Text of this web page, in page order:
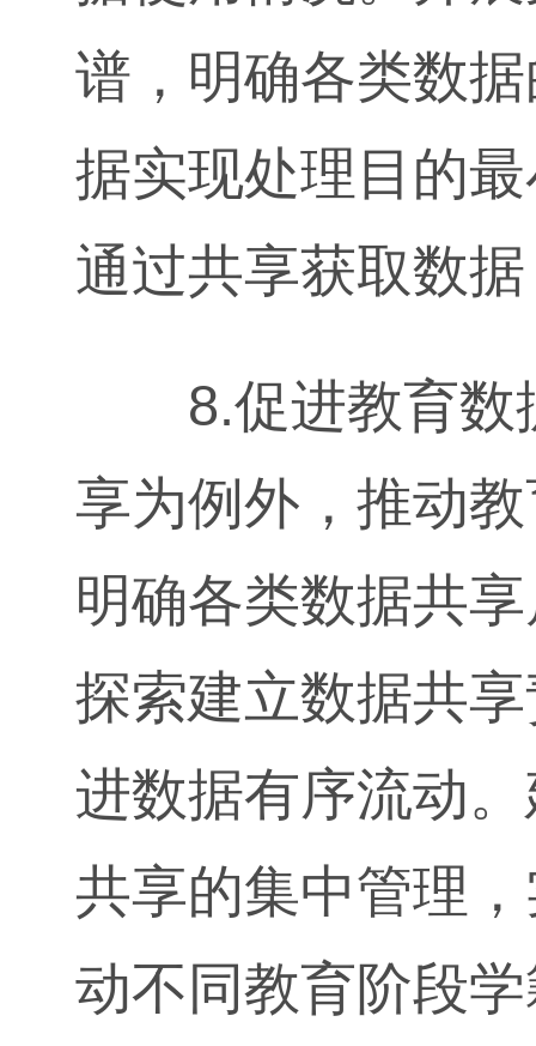
谱，明确各类数
据实现处理目的
通过共享获取数
8.促进教育数据
享为例外，推动
明确各类数据共
探索建立数据共
进数据有序流动
共享的集中管理
动不同教育阶段